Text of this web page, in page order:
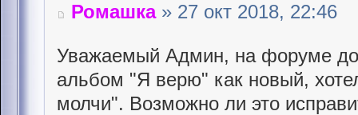
Ромашка» 27 окт 2018, 22:46
Уважаемый Админ, на форуме до
альбом "Я верю" как новый,
молчи". Возможно ли это